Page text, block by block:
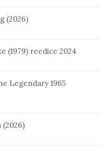
(2026)
(1979) reedice 2024
Legendary 1965
(2026)